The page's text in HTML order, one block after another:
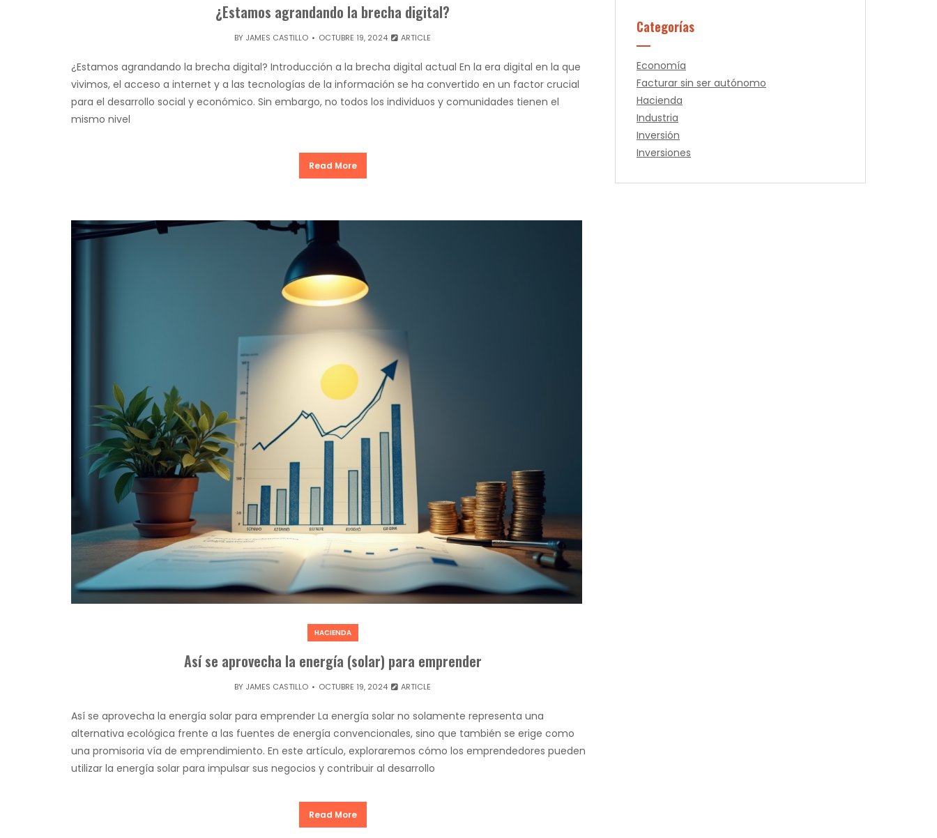
¿Estamos agrandando la brecha digital?
BY JAMES CASTILLO OCTUBRE 19, 2024 ARTICLE
¿Estamos agrandando la brecha digital? Introducción a la brecha digital actual En la era digital en la que
vivimos, el acceso a internet y a las tecnologías de la información se ha convertido en un factor crucial
para el desarrollo social y económico. Sin embargo, no todos los individuos y comunidades tienen el
mismo nivel
Read More
HACIENDA
Así se aprovecha la energía (solar) para emprender
BY JAMES CASTILLO OCTUBRE 19, 2024 ARTICLE
Así se aprovecha la energía solar para emprender La energía solar no solamente representa una
alternativa ecológica frente a las fuentes de energía convencionales, sino que también se erige como
una promisoria vía de emprendimiento. En este artículo, exploraremos cómo los emprendedores pueden
utilizar la energía solar para impulsar sus negocios y contribuir al desarrollo
Read More
Categorías
Economía
Facturar sin ser autónomo
Hacienda
Industria
Inversión
Inversiones